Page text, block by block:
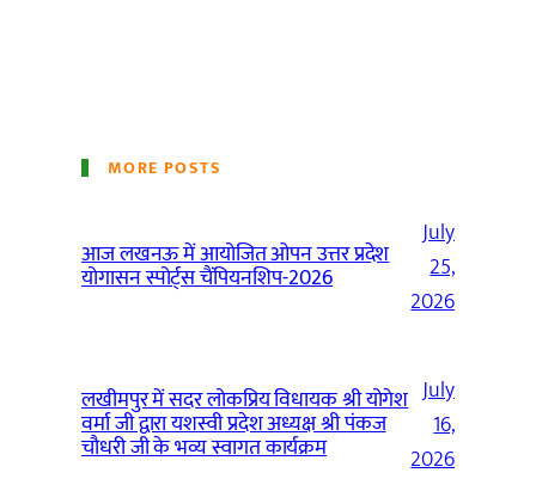
MORE POSTS
आज लखनऊ में आयोजित ओपन उत्तर प्रदेश
योगासन स्पोर्ट्स चैंपियनशिप-2026
July
25,
2026
लखीमपुर में सदर लोकप्रिय विधायक श्री योगेश
वर्मा जी द्वारा यशस्वी प्रदेश अध्यक्ष श्री पंकज
चौधरी जी के भव्य स्वागत कार्यक्रम
July
16,
2026